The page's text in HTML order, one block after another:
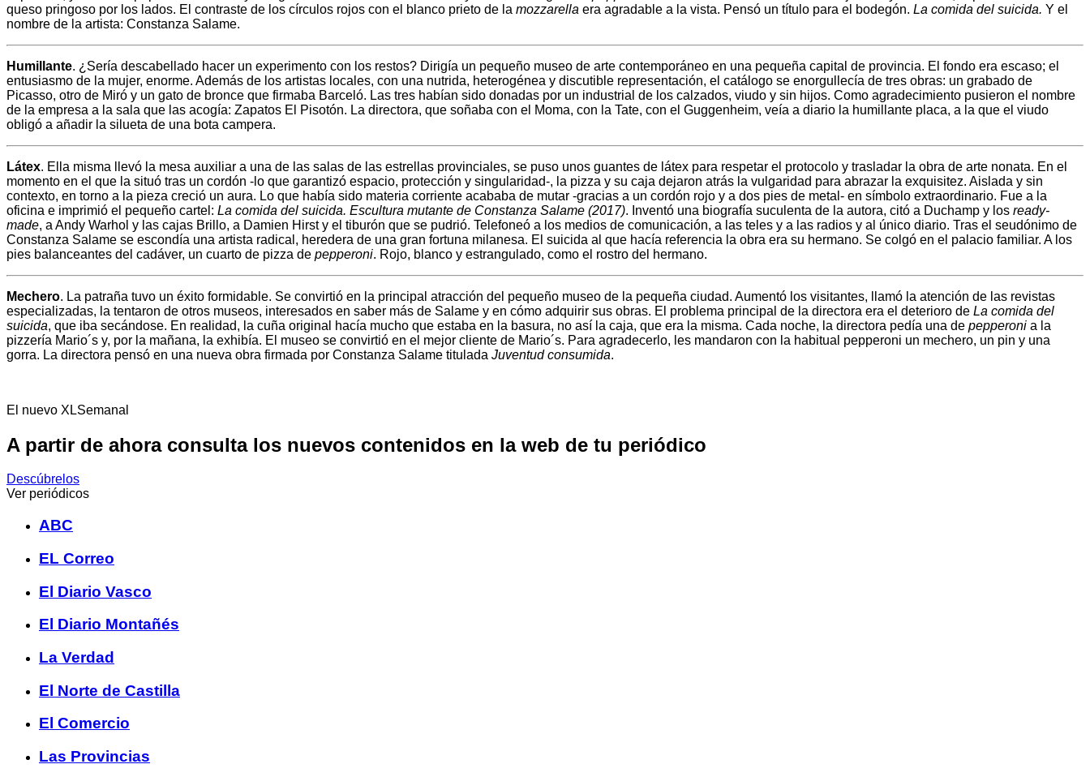
queso pringoso por los lados. El contraste de los círculos rojos con el blanco prieto de la mozzarella era agradable a la vista. Pensó un título para el bodegón. La comida del suicida. Y el
nombre de la artista: Constanza Salame.
Humillante. ¿Sería descabellado hacer un experimento con los restos? Dirigía un pequeño museo de arte contemporáneo en una pequeña capital de provincia. El fondo era escaso; el
entusiasmo de la mujer, enorme. Además de los artistas locales, con una nutrida, heterogénea y discutible representación, el catálogo se enorgullecía de tres obras: un grabado de
Picasso, otro de Miró y un gato de bronce que firmaba Barceló. Las tres habían sido donadas por un industrial de los calzados, viudo y sin hijos. Como agradecimiento pusieron el nombre
de la empresa a la sala que las acogía: Zapatos El Pisotón. La directora, que soñaba con el Moma, con la Tate, con el Guggenheim, veía a diario la humillante placa, a la que el viudo
obligó a añadir la silueta de una bota campera.
Látex. Ella misma llevó la mesa auxiliar a una de las salas de las estrellas provinciales, se puso unos guantes de látex para respetar el protocolo y trasladar la obra de arte nonata. En el
momento en el que la situó tras un cordón -lo que garantizó espacio, protección y singularidad-, la pizza y su caja dejaron atrás la vulgaridad para abrazar la exquisitez. Aislada y sin
contexto, en torno a la pieza creció un aura. Lo que había sido materia corriente acababa de mutar -gracias a un cordón rojo y a dos pies de metal- en símbolo extraordinario. Fue a la
oficina e imprimió el pequeño cartel: La comida del suicida. Escultura mutante de Constanza Salame (2017). Inventó una biografía suculenta de la autora, citó a Duchamp y los ready-
made, a Andy Warhol y las cajas Brillo, a Damien Hirst y el tiburón que se pudrió. Telefoneó a los medios de comunicación, a las teles y a las radios y al único diario. Tras el seudónimo de
Constanza Salame se escondía una artista radical, heredera de una gran fortuna milanesa. El suicida al que hacía referencia la obra era su hermano. Se colgó en el palacio familiar. A los
pies balanceantes del cadáver, un cuarto de pizza de pepperoni. Rojo, blanco y estrangulado, como el rostro del hermano.
Mechero. La patraña tuvo un éxito formidable. Se convirtió en la principal atracción del pequeño museo de la pequeña ciudad. Aumentó los visitantes, llamó la atención de las revistas
especializadas, la tentaron de otros museos, interesados en saber más de Salame y en cómo adquirir sus obras. El problema principal de la directora era el deterioro de La comida del
suicida, que iba secándose. En realidad, la cuña original hacía mucho que estaba en la basura, no así la caja, que era la misma. Cada noche, la directora pedía una de pepperoni a la
pizzería Mario´s y, por la mañana, la exhibía. El museo se convirtió en el mejor cliente de Mario´s. Para agradecerlo, les mandaron con la habitual pepperoni un mechero, un pin y una
gorra. La directora pensó en una nueva obra firmada por Constanza Salame titulada Juventud consumida.
El nuevo XLSemanal
A partir de ahora consulta los nuevos contenidos en la web de tu periódico
Descúbrelos
Ver periódicos
ABC
EL Correo
El Diario Vasco
El Diario Montañés
La Verdad
El Norte de Castilla
El Comercio
Las Provincias